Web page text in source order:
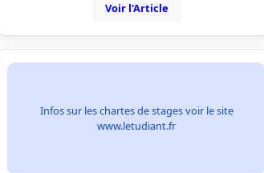
Voir l'Article
Infos sur les chartes de stages voir le site
www.letudiant.fr